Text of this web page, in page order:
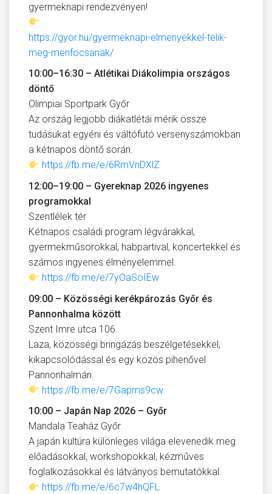
gyermeknapi rendezvényen!
https://gyor.hu/gyermeknapi-elmenyekkel-telik-
meg-menfocsanak/
10:00–16:30 – Atlétikai Diákolimpia országos
döntő
Olimpiai Sportpark Győr
Az ország legjobb diákatlétái mérik össze
tudásukat egyéni és váltófutó versenyszámokban
a kétnapos döntő során.
https://fb.me/e/6RmVnDXlZ
12:00–19:00 – Gyereknap 2026 ingyenes
programokkal
Szentlélek tér
Kétnapos családi program légvárakkal,
gyermekműsorokkal, habpartival, koncertekkel és
számos ingyenes élményelemmel.
https://fb.me/e/7yOaSoIEw
09:00 – Közösségi kerékpározás Győr és
Pannonhalma között
Szent Imre utca 106.
Laza, közösségi bringázás beszélgetésekkel,
kikapcsolódással és egy közös pihenővel
Pannonhalmán.
https://fb.me/e/7Gapms9cw
10:00 – Japán Nap 2026 – Győr
Mandala Teaház Győr
A japán kultúra különleges világa elevenedik meg
előadásokkal, workshopokkal, kézműves
foglalkozásokkal és látványos bemutatókkal.
https://fb.me/e/6c7w4hQFL